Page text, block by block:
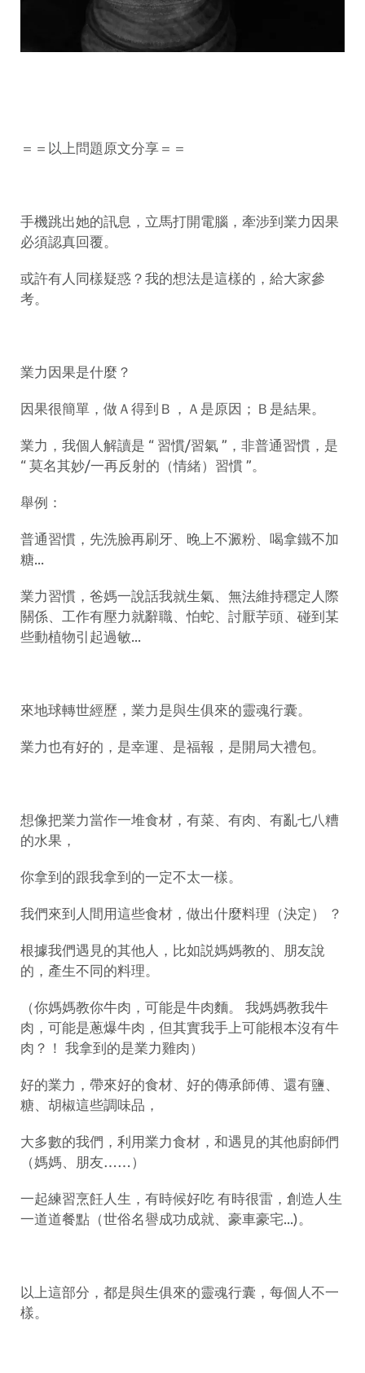
＝＝以上問題原文分享＝＝
手機跳出她的訊息，立馬打開電腦，牽涉到業力因果
必須認真回覆。
或許有人同樣疑惑？我的想法是這樣的，給大家參
考。
業力因果是什麼？
因果很簡單，做Ａ得到Ｂ，Ａ是原因；Ｂ是結果。
業力，我個人解讀是 “ 習慣/習氣 ”，非普通習慣，是
“ 莫名其妙/一再反射的（情緒）習慣 ”。
舉例：
普通習慣，先洗臉再刷牙、晚上不澱粉、喝拿鐵不加
糖...
業力習慣，爸媽一說話我就生氣、無法維持穩定人際
關係、工作有壓力就辭職、怕蛇、討厭芋頭、碰到某
些動植物引起過敏...
來地球轉世經歷，業力是與生俱來的靈魂行囊。
業力也有好的，是幸運、是福報，是開局大禮包。
想像把業力當作一堆食材，有菜、有肉、有亂七八糟
的水果，
你拿到的跟我拿到的一定不太一樣。
我們來到人間用這些食材，做出什麼料理（決定） ？
根據我們遇見的其他人，比如説媽媽教的、朋友說
的，產生不同的料理。
（你媽媽教你牛肉，可能是牛肉麵。 我媽媽教我牛
肉，可能是蔥爆牛肉，但其實我手上可能根本沒有牛
肉？！ 我拿到的是業力雞肉）
好的業力，帶來好的食材、好的傳承師傅、還有鹽、
糖、胡椒這些調味品，
大多數的我們，利用業力食材，和遇見的其他廚師們
（媽媽、朋友……）
一起練習烹飪人生，有時候好吃 有時很雷，創造人生
一道道餐點（世俗名譽成功成就、豪車豪宅...)。
以上這部分，都是與生俱來的靈魂行囊，每個人不一
樣。